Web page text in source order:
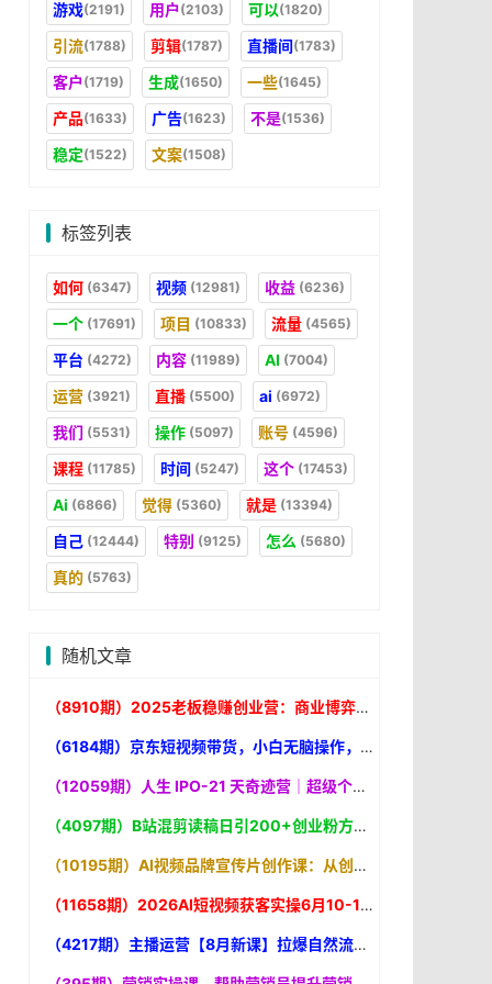
游戏(2191) 用户(2103) 可以(1820)
引流(1788) 剪辑(1787) 直播间(1783)
客户(1719) 生成(1650) 一些(1645)
产品(1633) 广告(1623) 不是(1536)
稳定(1522) 文案(1508)
标签列表
如何 (6347) 视频 (12981) 收益 (6236)
一个 (17691) 项目 (10833) 流量 (4565)
平台 (4272) 内容 (11989) AI (7004)
运营 (3921) 直播 (5500) ai (6972)
我们 (5531) 操作 (5097) 账号 (4596)
课程 (11785) 时间 (5247) 这个 (17453)
Ai (6866) 觉得 (5360) 就是 (13394)
自己 (12444) 特别 (9125) 怎么 (5680)
真的 (5763)
随机文章
（8910期）2025老板稳赚创业营：商业博弈中高级思维和生存策略，帮助创业者快速盈利
（6184期）京东短视频带货，小白无脑操作，每天五分钟
（12059期）人生 IPO-21 天奇迹营｜超级个体升级打怪的极简地图，打通输入转化输出闭环，轻松实现认知升级
（4097期）B站混剪读稿日引200+创业粉方法4.0曝光，24年8月最新方法Ai一键操作 速
（10195期）AI视频品牌宣传片创作课：从创意到成片7步走，用AI快速打造电影质感品牌视频
（11658期）2026AI短视频获客实操6月10-14号线下营，解决视频没流量无客户难题，全套脚本模板实现流量变现
（4217期）主播运营【8月新课】拉爆自然流，做懂流量的主播新规政策下，自然流破